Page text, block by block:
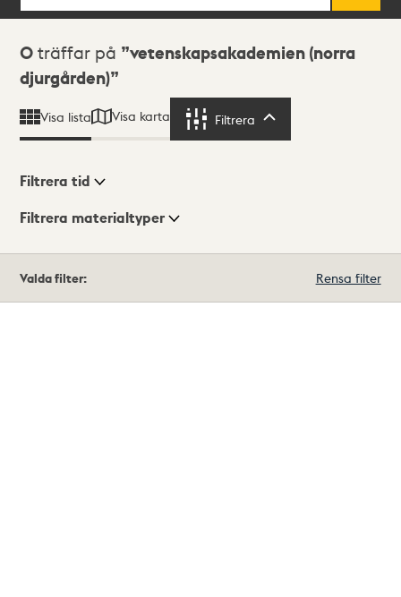
Sökresultat
0 träffar på
vetenskapsakademien (norra
djurgården)
Visa lista Visa karta Filtrera
Visningsläge
Filtrera tid
Filtrera materialtyper
träffar
Valda filter: Rensa filter